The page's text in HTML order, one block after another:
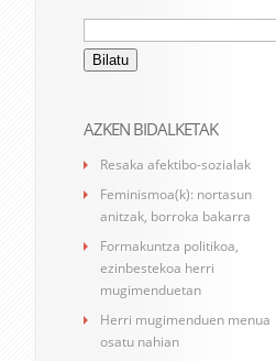
Bilatu:
AZKEN BIDALKETAK
Resaka afektibo-sozialak
Feminismoa(k): nortasun
anitzak, borroka bakarra
Formakuntza politikoa,
ezinbestekoa herri
mugimenduetan
Herri mugimenduen menua
osatu nahian